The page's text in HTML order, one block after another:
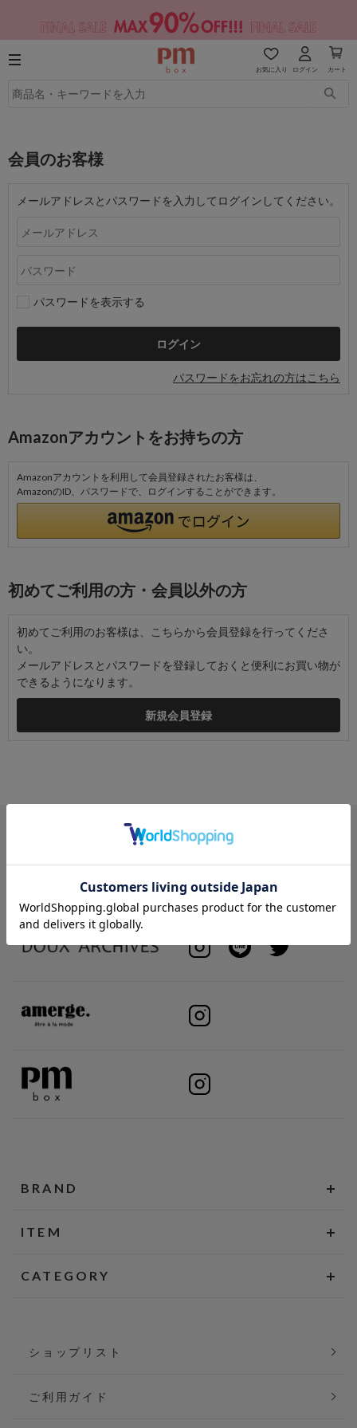
お気に入り ログイン カート
会員のお客様
メールアドレスとパスワードを入力してログインしてください。
パスワードを表示する
パスワードをお忘れの方はこちら
Amazonアカウントをお持ちの方
Amazonアカウントを利用して会員登録されたお客様は、
AmazonのID、パスワードで、ログインすることができます。
初めてご利用の方・会員以外の方
初めてご利用のお客様は、こちらから会員登録を行ってくださ
い。
メールアドレスとパスワードを登録しておくと便利にお買い物が
できるようになります。
BRAND
ITEM
CATEGORY
ショップリスト
ご利用ガイド